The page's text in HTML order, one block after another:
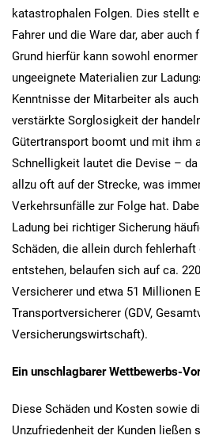
katastrophalen Folgen. Dies stellt
Fahrer und die Ware dar, aber
Grund hierfür kann sowohl
ungeeignete Materialien zur
Kenntnisse der Mitarbeiter als
verstärkte Sorglosigkeit der
Gütertransport boomt und mit ihm
Schnelligkeit lautet die Devise –
allzu oft auf der Strecke, was
Verkehrsunfälle zur Folge hat.
Ladung bei richtiger Sicherung
Schäden, die allein durch
entstehen, belaufen sich auf ca.
Versicherer und etwa 51 Millionen
Transportversicherer (GDV,
Versicherungswirtschaft).
Ein unschlagbarer Wettbewerbs-
Diese Schäden und Kosten sowie
Unzufriedenheit der Kunden ließen